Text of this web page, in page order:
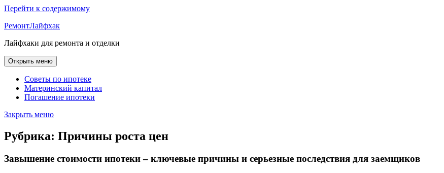
Перейти к содержимому
РемонтЛайфхак
Лайфхаки для ремонта и отделки
Открыть меню
Советы по ипотеке
Материнский капитал
Погашение ипотеки
Закрыть меню
Рубрика: Причины роста цен
Завышение стоимости ипотеки – ключевые причины и серьезные последствия для заемщиков